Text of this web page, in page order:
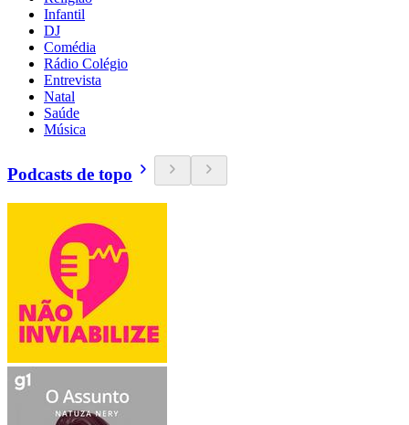
Infantil
DJ
Comédia
Rádio Colégio
Entrevista
Natal
Saúde
Música
Podcasts de topo